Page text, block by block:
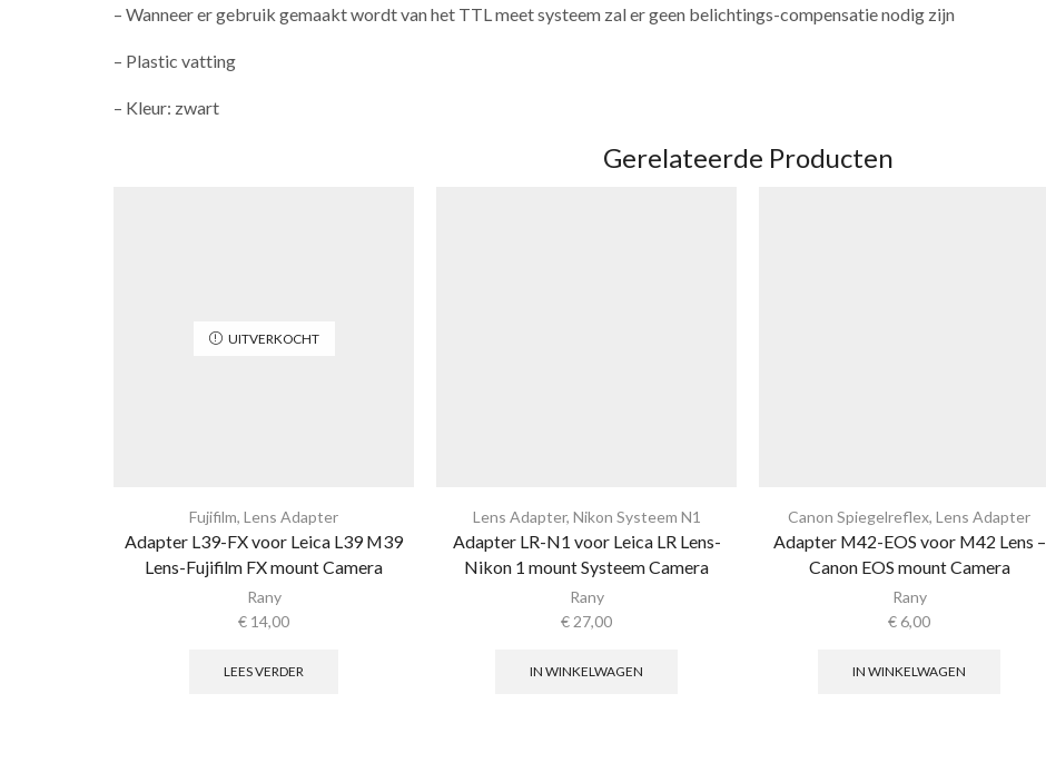
– Wanneer er gebruik gemaakt wordt van het TTL meet systeem zal er geen belichtings-compensatie nodig zijn
– Plastic vatting
– Kleur: zwart
Gerelateerde Producten
UITVERKOCHT
Fujifilm, Lens Adapter
Adapter L39-FX voor Leica L39 M39
Lens-Fujifilm FX mount Camera
Rany
€ 14,00
LEES VERDER
Lens Adapter, Nikon Systeem N1
Adapter LR-N1 voor Leica LR Lens-
Nikon 1 mount Systeem Camera
Rany
€ 27,00
IN WINKELWAGEN
Canon Spiegelreflex, Lens Adapter
Adapter M42-EOS voor M42 Lens –
Canon EOS mount Camera
Rany
€6,00
IN WINKELWAGEN